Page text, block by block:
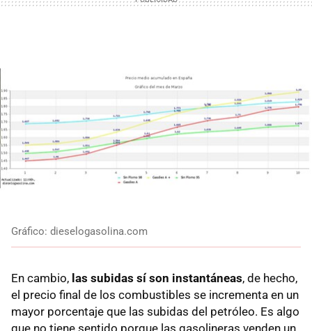
Gráfico: dieselogasolina.com
En cambio, las subidas sí son instantáneas, de hecho,
el precio final de los combustibles se incrementa en un
mayor porcentaje que las subidas del petróleo. Es algo